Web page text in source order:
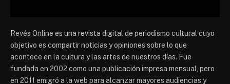
Revés Online es una revista digital de periodismo cultural cuyo
objetivo es compartir noticias y opiniones sobre lo que
acontece en la cultura y las artes de nuestros días. Fue
fundada en 2002 como una publicación impresa mensual, pero
en 2011 emigró a la web para alcanzar mayores audiencias y